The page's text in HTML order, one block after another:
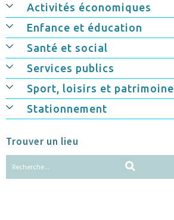
Activités économiques
Enfance et éducation
Santé et social
Services publics
Sport, loisirs et patrimoine
Stationnement
Trouver un lieu